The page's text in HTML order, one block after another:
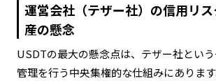
運営会社（テザー社）の信用リ
産の懸念
USDTの最大の懸念点は、テザー社という
管理を行う中央集権的な仕組みにありま